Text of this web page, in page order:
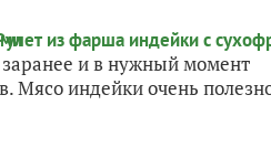
и в нужный момент
Мясо индейки очень